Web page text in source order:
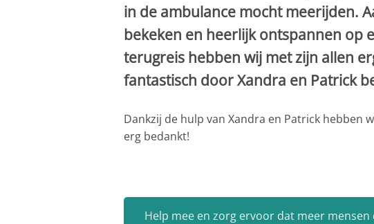
in de ambulance mocht meerijden.
bekeken en heerlijk ontspannen op
terugreis hebben wij met zijn allen
fantastisch door Xandra en Patrick
Dankzij de hulp van Xandra en Patrick hebben
erg bedankt!
Help mee en zorg ervoor dat meer mensen